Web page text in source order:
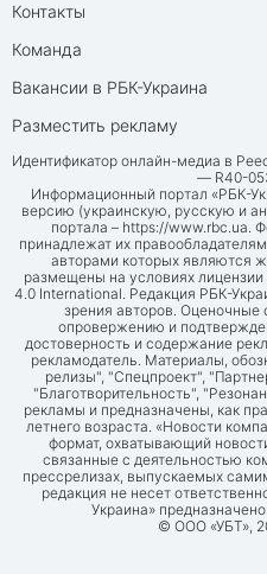
Контакты
Команда
Вакансии в РБК-Украина
Разместить рекламу
Идентификатор онлайн-медиа в
— R40-
Информационный портал «РБК-
версию (украинскую, русскую и
портала – https://www.rbc.ua.
принадлежат их
авторами которых являются
размещены на условиях
4.0 International. Редакция РБК-
зрения авторов.
опровержению и
достоверность и содержание
рекламодатель. Материалы,
релизы", "Спецпроект",
"Благотворительность",
рекламы и предназначены, как
летнего возраста. «Новости
формат, охватывающий
связанные с деятельностью
прессрелизах, выпускаемых
редакция не несет
Украина»
© ООО «УБТ»,